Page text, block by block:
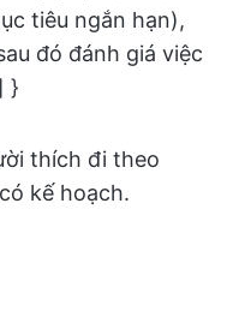
tiêu ngắn hạn),
đó đánh giá việc
}
thích đi theo
kế hoạch.